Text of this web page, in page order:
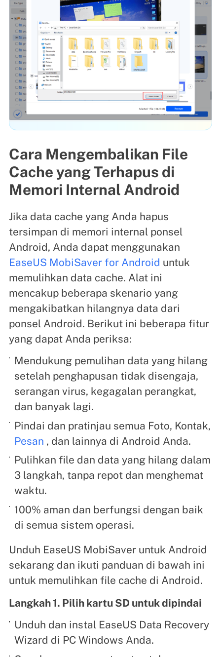
Cara Mengembalikan File
Cache yang Terhapus di
Memori Internal Android
Jika data cache yang Anda hapus
tersimpan di memori internal ponsel
Android, Anda dapat menggunakan
EaseUS MobiSaver for Android untuk
memulihkan data cache. Alat ini
mencakup beberapa skenario yang
mengakibatkan hilangnya data dari
ponsel Android. Berikut ini beberapa fitur
yang dapat Anda periksa:
Mendukung pemulihan data yang hilang
setelah penghapusan tidak disengaja,
serangan virus, kegagalan perangkat,
dan banyak lagi.
Pindai dan pratinjau semua Foto, Kontak,
Pesan , dan lainnya di Android Anda.
Pulihkan file dan data yang hilang dalam
3 langkah, tanpa repot dan menghemat
waktu.
100% aman dan berfungsi dengan baik
di semua sistem operasi.
Unduh EaseUS MobiSaver untuk Android
sekarang dan ikuti panduan di bawah ini
untuk memulihkan file cache di Android.
Langkah 1. Pilih kartu SD untuk dipindai
Unduh dan instal EaseUS Data Recovery
Wizard di PC Windows Anda.